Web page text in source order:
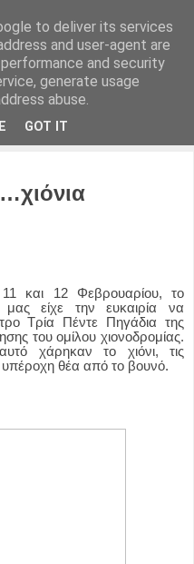
και 12 Φεβρουαρίου, το
μας είχε την ευκαιρία να
Τρία Πέντε Πηγάδια της
του ομίλου χιονοδρομίας.
χάρηκαν το χιόνι, τις
υπέροχη θέα από το βουνό.
to deliver its services
and user-agent are
and security
generate usage
abuse.
GOT IT